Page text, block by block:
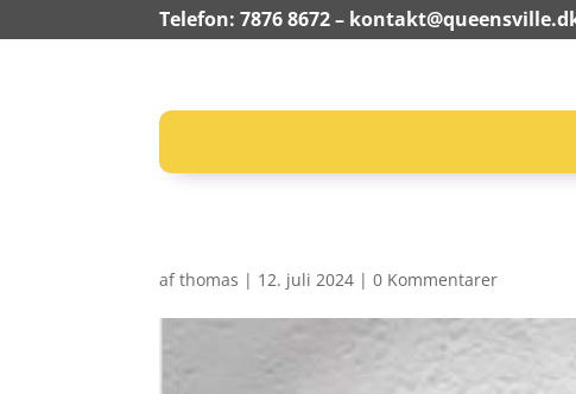
Telefon: 7876 8672 –
afthomas | 12. juli 2024 |0 Kommentarer